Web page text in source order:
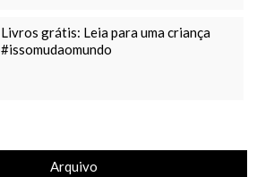
Livros grátis: Leia para uma criança
#issomudaomundo
Arquivo